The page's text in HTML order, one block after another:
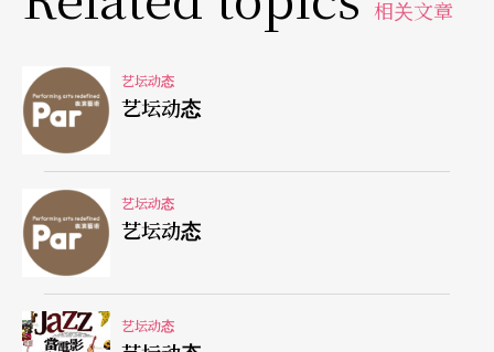
员，让台湾的优秀芭蕾舞者也有机会赴美接受专业
的芭蕾舞训练。美国基洛夫芭蕾舞学院的前身为环
球芭蕾舞学院成立于一九九○年，由前任美国总统
老布希邀请前基洛夫芭蕾舞团艺术总监Oleg Vinogra
dov赴美成立，以将马林斯基剧院的文化带来美
国。该校在九二年时与马林斯基剧院协商，正式将
校名改为基洛夫芭蕾舞学院。学院中任教的老师多
相关文章
艺坛动态
艺坛动态
艺坛动态
艺坛动态
艺坛动态